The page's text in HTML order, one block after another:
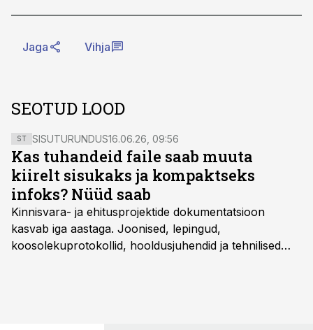
Jaga Vihja
SEOTUD LOOD
ST SISUTURUNDUS16.06.26, 09:56
Kas tuhandeid faile saab muuta
kiirelt sisukaks ja kompaktseks
infoks? Nüüd saab
Kinnisvara- ja ehitusprojektide dokumentatsioon
kasvab iga aastaga. Joonised, lepingud,
koosolekuprotokollid, hooldusjuhendid ja tehnilised